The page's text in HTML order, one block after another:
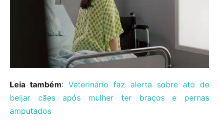
Leia também:Veterinário faz alerta sobre ato de
beijar cães após mulher ter braços e pernas
amputados